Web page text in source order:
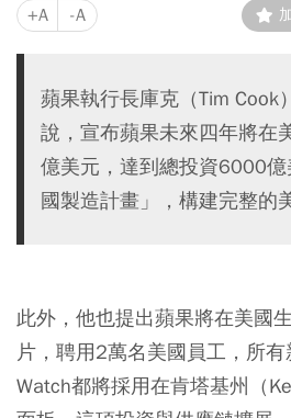
+A -A
蘋果執行長庫克（Tim Cook
說，宣布蘋果未來四年將在
億美元，達到總投資6000
國製造計畫」，構建完整的
此外，他也提出蘋果將在美國
片，聘用2萬名美國員工，所有
Watch都將採用在肯塔基州（